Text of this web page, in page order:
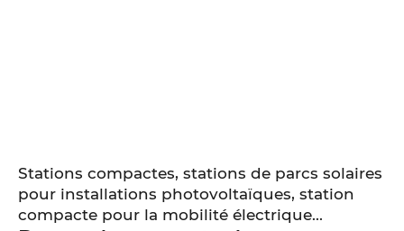
Stations compactes, stations de parcs solaires
pour installations photovoltaïques, station
compacte pour la mobilité électrique...